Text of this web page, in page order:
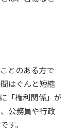
とのある方で
はぐんと短縮
「権利関係」が
公務員や行政
す。